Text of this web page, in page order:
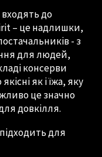
до
– це надлишки,
- з
для людей,
консерви
як і їжа, яку
це значно
довкілля.
для